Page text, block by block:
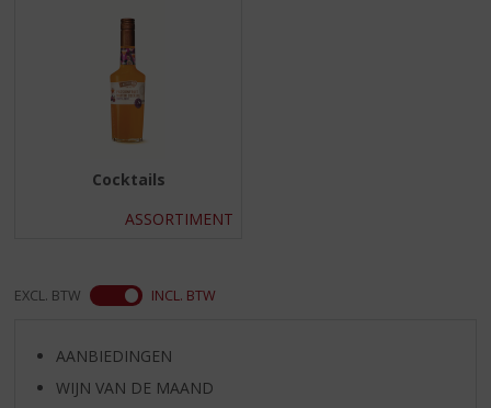
a
Cocktails
ASSORTIMENT
EXCL. BTW INCL. BTW
AANBIEDINGEN
WIJN VAN DE MAAND